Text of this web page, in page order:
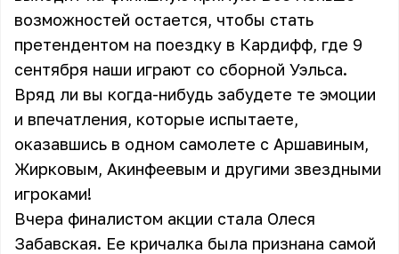
возможностей остается, чтобы стать
претендентом на поездку в Кардифф, где 9
сентября наши играют со сборной Уэльса.
Вряд ли вы когда-нибудь забудете те эмоции
и впечатления, которые испытаете,
оказавшись в одном самолете с Аршавиным,
Жирковым, Акинфеевым и другими звездными
игроками!
Вчера финалистом акции стала Олеся
Забавская. Ее кричалка была признана самой